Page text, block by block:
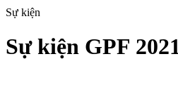
Sự kiện
Sự kiện GPF